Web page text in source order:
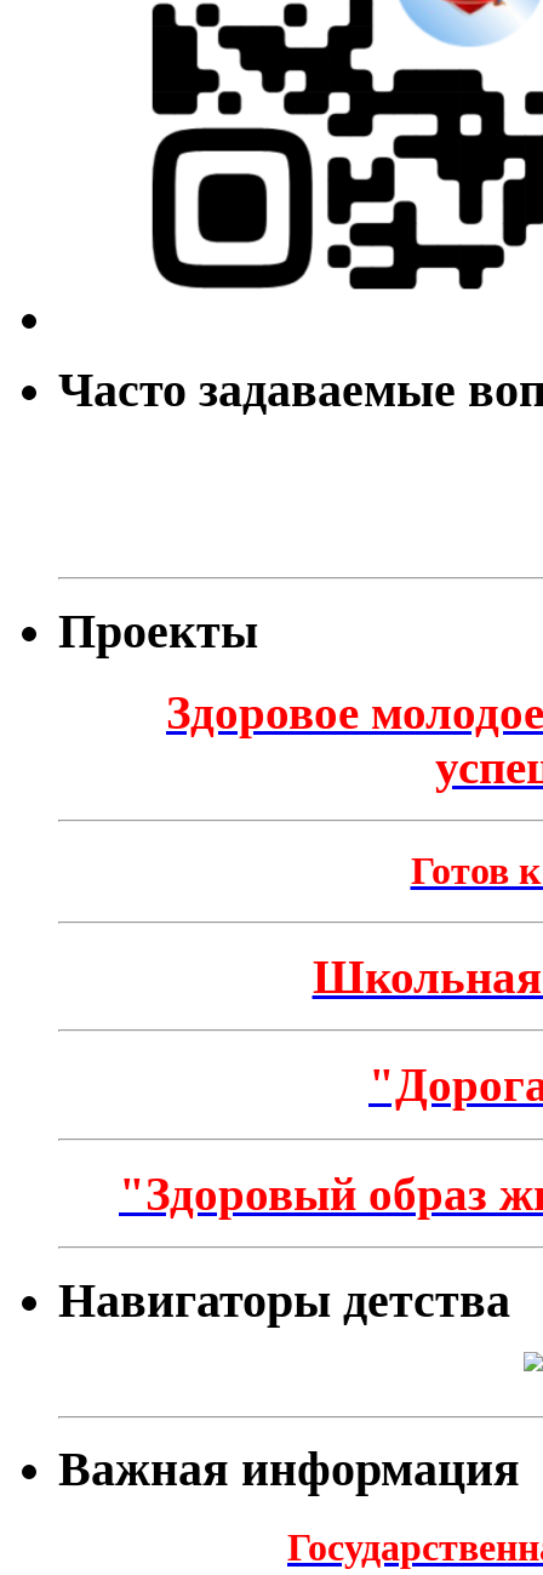
Часто задаваемые
Проекты
Здоровое
Готов
Школьная
"Здоровый образ
Навигаторы детства
Важная информация